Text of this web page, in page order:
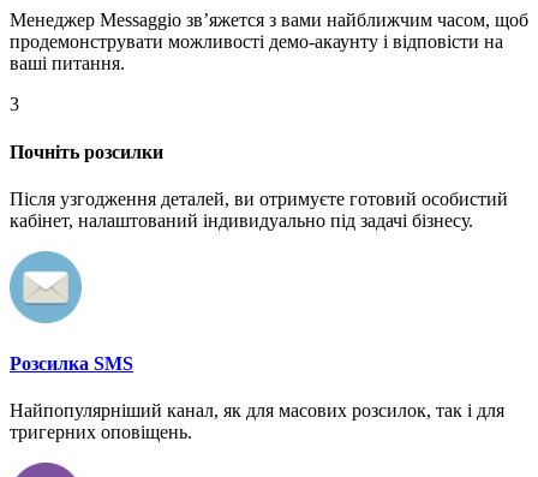
Менеджер Messaggio звʼяжется з вами найближчим часом, щоб
продемонструвати можливості демо-акаунту і відповісти на
ваші питання.
3
Почніть розсилки
Після узгодження деталей, ви отримуєте готовий особистий
кабінет, налаштований індивидуально під задачі бізнесу.
Розсилка SMS
Найпопулярніший канал, як для масових розсилок, так і для
тригерних оповіщень.